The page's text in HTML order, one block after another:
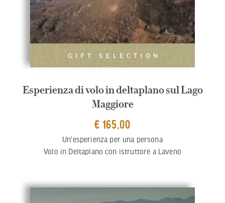
Esperienza di volo in deltaplano sul Lago
Maggiore
€ 165,00
Un'esperienza per una persona
Volo in Deltaplano con istruttore a Laveno